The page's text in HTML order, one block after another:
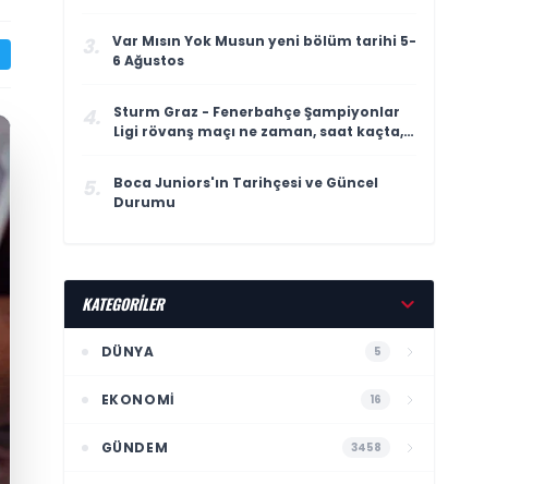
3.
Var Mısın Yok Musun yeni bölüm tarihi 5-
6 Ağustos
4.
Sturm Graz - Fenerbahçe Şampiyonlar
Ligi rövanş maçı ne zaman, saat kaçta,
5.
Boca Juniors'ın Tarihçesi ve Güncel
Durumu
KATEGORİLER
DÜNYA 5
EKONOMI 16
GÜNDEM 3458